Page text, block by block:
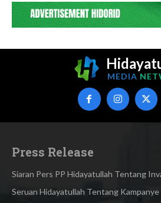
MEDIA
Press Release
Siaran Pers PP Hidayatullah Tentang
Seruan Hidayatullah Tentang